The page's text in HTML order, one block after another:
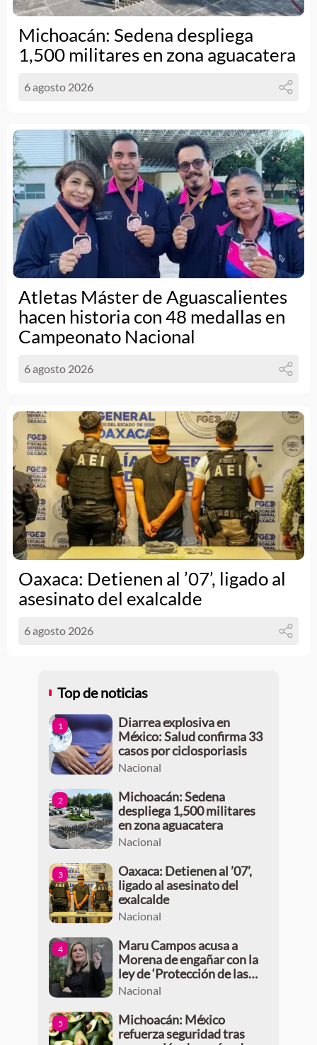
Michoacán: Sedena despliega
1,500 militares en zona aguacatera
6 agosto 2026
Atletas Máster de Aguascalientes
hacen historia con 48 medallas en
Campeonato Nacional
6 agosto 2026
Oaxaca: Detienen al ’07’, ligado al
asesinato del exalcalde
6 agosto 2026
Top de noticias
1
Diarrea explosiva en
México: Salud confirma 33
casos por ciclosporiasis
Nacional
2
Michoacán: Sedena
despliega 1,500 militares
en zona aguacatera
Nacional
3
Oaxaca: Detienen al ’07’,
ligado al asesinato del
exalcalde
Nacional
4
Maru Campos acusa a
Morena de engañar con la
ley de ‘Protección de las
Audiencias’
Nacional
5
Michoacán: México
refuerza seguridad tras